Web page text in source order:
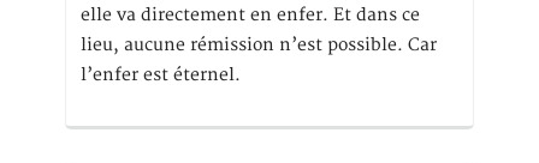
elle va directement en enfer. Et dans ce
lieu, aucune rémission n’est possible. Car
l’enfer est éternel.